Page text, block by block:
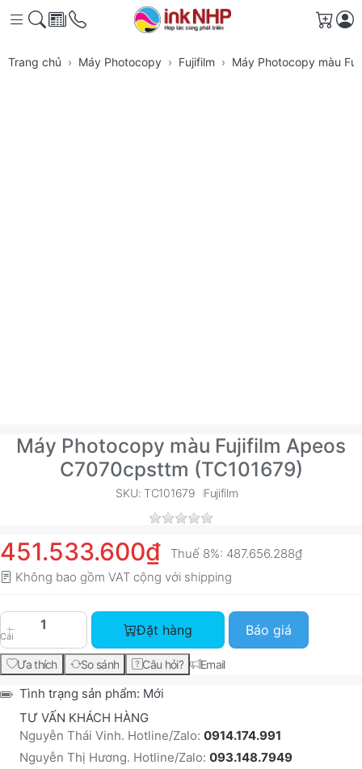
Giỏ
Trang chủ Máy Photocopy Fujifilm Máy Photocopy màu
Máy Photocopy màu Fujifilm Apeos
C7070cpsttm (TC101679)
SKU: TC101679 Fujifilm
451.533.600₫ Thuế 8%: 487.656.288₫
Không bao gồm VAT cộng với shipping
Cái
Máy Photocopy màu Fujifilm Apeos
Đặt hàng Báo giá
Ưa thích So sánh Câu hỏi? Email
Tình trạng sản phẩm: Mới
TƯ VẤN KHÁCH HÀNG
Nguyễn Thái Vinh. Hotline/Zalo: 0914.174.991
Nguyễn Thị Hương. Hotline/Zalo: 093.148.7949